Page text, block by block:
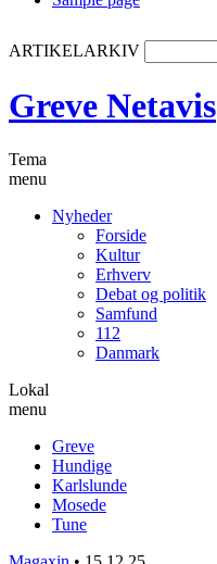
ARTIKELARKIV
Greve Netavis
Tema
menu
Nyheder
Forside
Kultur
Erhverv
Debat og politik
Samfund
112
Danmark
Lokal
menu
Greve
Hundige
Karlslunde
Mosede
Tune